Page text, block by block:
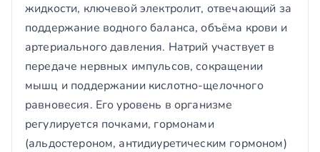
жидкости, ключевой электролит, отвечающий за
поддержание водного баланса, объёма крови и
артериального давления. Натрий участвует в
передаче нервных импульсов, сокращении
мышц и поддержании кислотно-щелочного
равновесия. Его уровень в организме
регулируется почками, гормонами
(альдостероном, антидиуретическим гормоном)